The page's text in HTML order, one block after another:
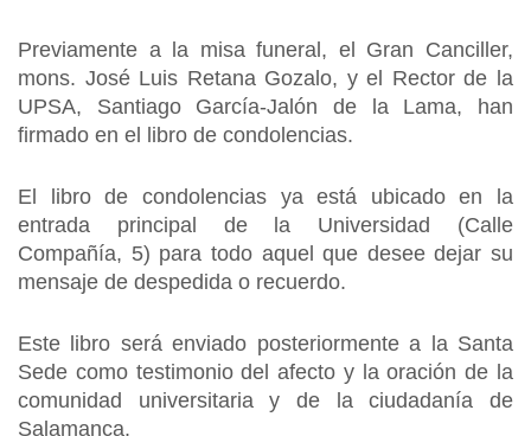
Previamente a la misa funeral, el Gran Canciller,
mons. José Luis Retana Gozalo, y el Rector de la
UPSA, Santiago García-Jalón de la Lama, han
firmado en el libro de condolencias.
El libro de condolencias ya está ubicado en la
entrada principal de la Universidad (Calle
Compañía, 5) para todo aquel que desee dejar su
mensaje de despedida o recuerdo.
Este libro será enviado posteriormente a la Santa
Sede como testimonio del afecto y la oración de la
comunidad universitaria y de la ciudadanía de
Salamanca.